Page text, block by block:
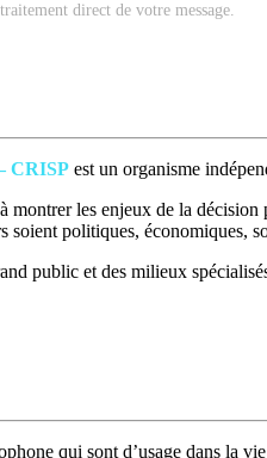
direct de votre message.
CRISP est un organisme
les enjeux de la
soient politiques, économiques,
public et des milieux
qui sont d’usage dans la